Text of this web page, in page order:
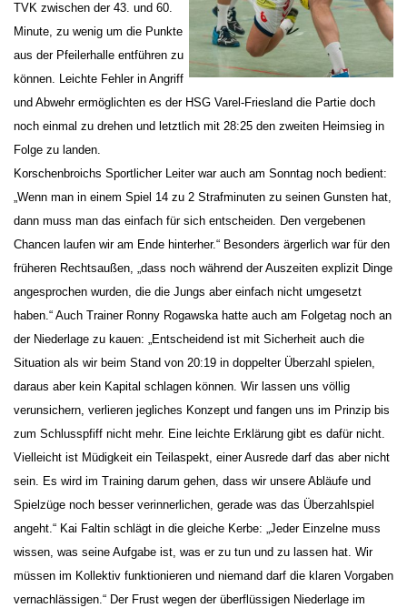
TVK zwischen der 43. und 60.
Minute, zu wenig um die Punkte
aus der Pfeilerhalle entführen zu
können. Leichte Fehler in Angriff
und Abwehr ermöglichten es der HSG Varel-Friesland die Partie doch
noch einmal zu drehen und letztlich mit 28:25 den zweiten Heimsieg in
Folge zu landen.
Korschenbroichs Sportlicher Leiter war auch am Sonntag noch bedient:
„Wenn man in einem Spiel 14 zu 2 Strafminuten zu seinen Gunsten hat,
dann muss man das einfach für sich entscheiden. Den vergebenen
Chancen laufen wir am Ende hinterher.“ Besonders ärgerlich war für den
früheren Rechtsaußen, „dass noch während der Auszeiten explizit Dinge
angesprochen wurden, die die Jungs aber einfach nicht umgesetzt
haben.“ Auch Trainer Ronny Rogawska hatte auch am Folgetag noch an
der Niederlage zu kauen: „Entscheidend ist mit Sicherheit auch die
Situation als wir beim Stand von 20:19 in doppelter Überzahl spielen,
daraus aber kein Kapital schlagen können. Wir lassen uns völlig
verunsichern, verlieren jegliches Konzept und fangen uns im Prinzip bis
zum Schlusspfiff nicht mehr. Eine leichte Erklärung gibt es dafür nicht.
Vielleicht ist Müdigkeit ein Teilaspekt, einer Ausrede darf das aber nicht
sein. Es wird im Training darum gehen, dass wir unsere Abläufe und
Spielzüge noch besser verinnerlichen, gerade was das Überzahlspiel
angeht.“ Kai Faltin schlägt in die gleiche Kerbe: „Jeder Einzelne muss
wissen, was seine Aufgabe ist, was er zu tun und zu lassen hat. Wir
müssen im Kollektiv funktionieren und niemand darf die klaren Vorgaben
vernachlässigen.“ Der Frust wegen der überflüssigen Niederlage im